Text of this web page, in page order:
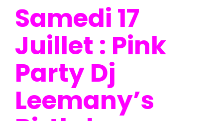
Samedi 17
Juillet : Pink
Party Dj
Leemany’s